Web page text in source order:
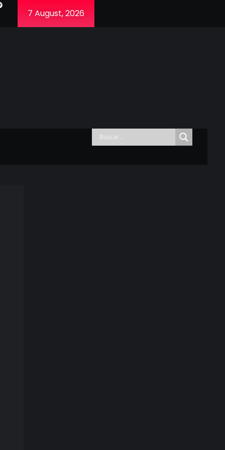
7 August, 2026